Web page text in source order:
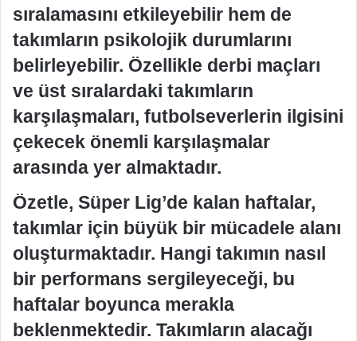
sıralamasını etkileyebilir hem de
takımların psikolojik durumlarını
belirleyebilir. Özellikle derbi maçları
ve üst sıralardaki takımların
karşılaşmaları, futbolseverlerin ilgisini
çekecek önemli karşılaşmalar
arasında yer almaktadır.
Özetle, Süper Lig’de kalan haftalar,
takımlar için büyük bir mücadele alanı
oluşturmaktadır. Hangi takımın nasıl
bir performans sergileyeceği, bu
haftalar boyunca merakla
beklenmektedir. Takımların alacağı